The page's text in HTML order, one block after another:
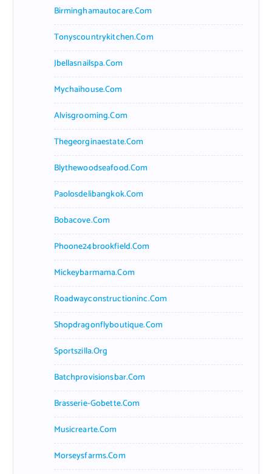
Birminghamautocare.com
Tonyscountrykitchen.com
Jbellasnailspa.com
Mychaihouse.com
Alvisgrooming.com
Thegeorginaestate.com
Blythewoodseafood.com
Paolosdelibangkok.com
Bobacove.com
Phoone24brookfield.com
Mickeybarmama.com
Roadwayconstructioninc.com
Shopdragonflyboutique.com
Sportszilla.org
Batchprovisionsbar.com
Brasserie-Gobette.com
Musicrearte.com
Morseysfarms.com